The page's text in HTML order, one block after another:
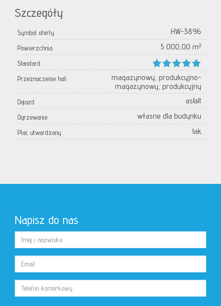
Szczegóły
Symbol oferty HW-3896
Powierzchnia 5 000,00 m²
Standard
Przeznaczenie hali
magazynowy, produkcyjno-
magazynowy, produkcyjny
Dojazd asfalt
Ogrzewanie własne dla budynku
Plac utwardzany tak
Napisz do nas